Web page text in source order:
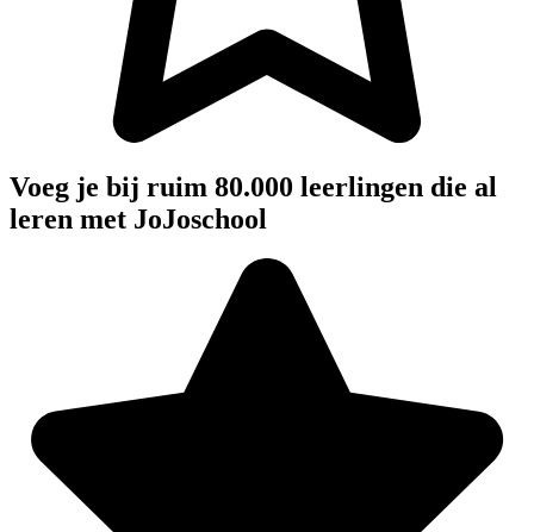
Voeg je bij ruim 80.000 leerlingen die al
leren met JoJoschool